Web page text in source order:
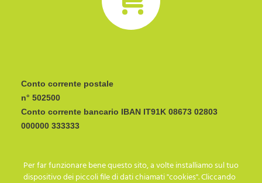
Conto corrente postale
n° 502500
Conto corrente bancario IBAN
I C R A I T R R I P 0
Per far funzionare bene questo sito, a volte installiamo sul tuo
dispositivo dei piccoli file di dati chiamati "cookies". Cliccando